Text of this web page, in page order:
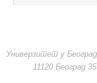
Универзитет у
11120 Београд